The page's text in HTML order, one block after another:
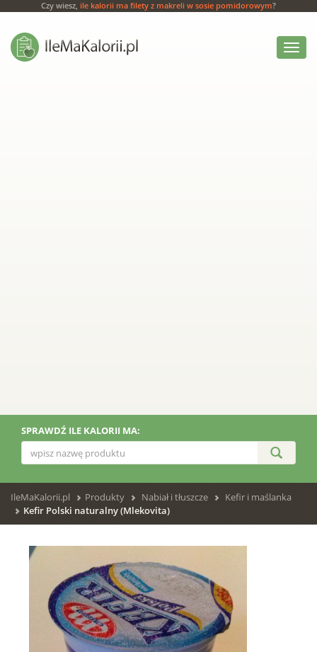
Czy wiesz, ile kalorii ma filety z makreli w sosie pomidorowym?
Włącz
menu
SPRAWDŹ ILE KALORII MA:
IleMaKalorii.pl Produkty Nabiał i tłuszcze
Kefir i maślanka
Kefir Polski naturalny (Mlekovita)